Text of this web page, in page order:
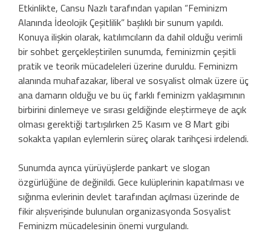
Etkinlikte, Cansu Nazlı tarafından yapılan “Feminizm
Alanında İdeolojik Çeşitlilik” başlıklı bir sunum yapıldı.
Konuya ilişkin olarak, katılımcıların da dahil olduğu verimli
bir sohbet gerçekleştirilen sunumda, feminizmin çeşitli
pratik ve teorik mücadeleleri üzerine duruldu. Feminizm
alanında muhafazakar, liberal ve sosyalist olmak üzere üç
ana damarın olduğu ve bu üç farklı feminizm yaklaşımının
birbirini dinlemeye ve sırası geldiğinde eleştirmeye de açık
olması gerektiği tartışılırken 25 Kasım ve 8 Mart gibi
sokakta yapılan eylemlerin süreç olarak tarihçesi irdelendi.
Sunumda ayrıca yürüyüşlerde pankart ve slogan
özgürlüğüne de değinildi. Gece kulüplerinin kapatılması ve
sığınma evlerinin devlet tarafından açılması üzerinde de
fikir alışverişinde bulunulan organizasyonda Sosyalist
Feminizm mücadelesinin önemi vurgulandı.